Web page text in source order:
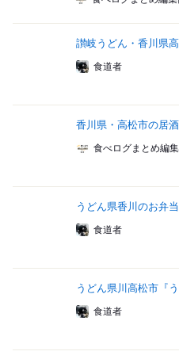
讃岐うどん・香川県
食道者
香川県・高松市の居
食べログまとめ編
うどん県香川のお弁
食道者
うどん県川高松市『
食道者